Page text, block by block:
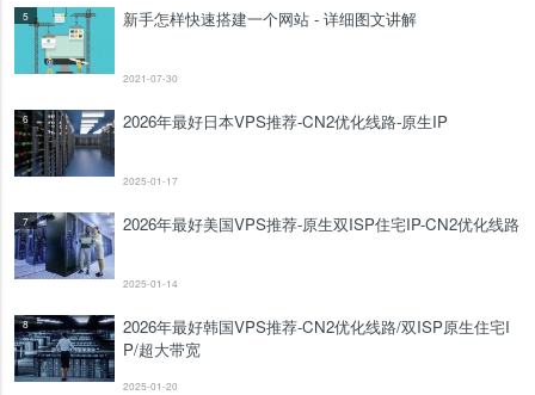
5 新手怎样快速搭建一个网站 - 详细图文讲解
2021-07-30
6 2026年最好日本VPS推荐-CN2优化线路-原生IP
2025-01-17
7 2026年最好美国VPS推荐-原生双ISP住宅IP-CN2优化线路
2025-01-14
8
2026年最好韩国VPS推荐-CN2优化线路/双ISP原生住宅I
P/超大带宽
2025-01-20